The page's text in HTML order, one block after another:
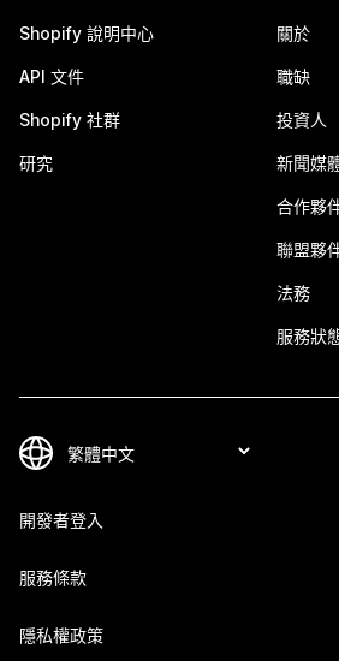
Shopify 說明中心
API 文件
Shopify 社群
研究
關於
職缺
投資人
新聞媒
合作夥
聯盟夥
法務
服務狀
開發者登入
服務條款
隱私權政策